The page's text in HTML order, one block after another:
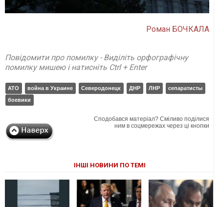
Роман БОЧКАЛА
Повідомити про помилку - Виділіть орфографічну
помилку мишею і натисніть Ctrl + Enter
АТО война в Украине Северодонецк ДНР ЛНР
сепаратисты
боевики
Сподобався матеріал? Сміливо поділися
ним в соцмережах через ці кнопки
ІНШІ НОВИНИ ПО ТЕМІ